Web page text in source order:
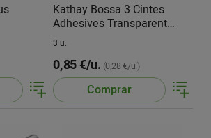
Kathay Bossa 3 Cintes
Adhesives Transparent
12MMX33M
3 u.
0,85 €/u. (0,28 €/u.)
Comprar